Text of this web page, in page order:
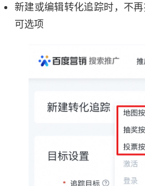
新建或编辑转化追踪时，不
可选项